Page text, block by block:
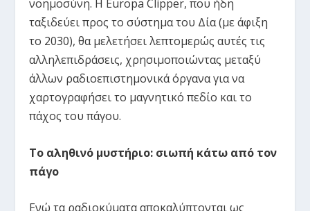
νοημοσύνη. Η Europa Clipper, που ήδη
ταξιδεύει προς το σύστημα του Δία (με άφιξη
το 2030), θα μελετήσει λεπτομερώς αυτές τις
αλληλεπιδράσεις, χρησιμοποιώντας μεταξύ
άλλων ραδιοεπιστημονικά όργανα για να
χαρτογραφήσει το μαγνητικό πεδίο και το
πάχος του πάγου.
Το αληθινό μυστήριο: σιωπή κάτω από τον
πάγο
Ενώ τα ραδιοκύματα αποκαλύπτονται ως